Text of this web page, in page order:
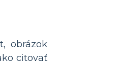
obrázok
citovať